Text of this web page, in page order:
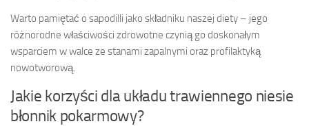
Warto pamiętać o sapodilli jako składniku naszej diety – jego
różnorodne właściwości zdrowotne czynią go doskonałym
wsparciem w walce ze stanami zapalnymi oraz profilaktyką
nowotworową.
Jakie korzyści dla układu trawiennego niesie
błonnik pokarmowy?